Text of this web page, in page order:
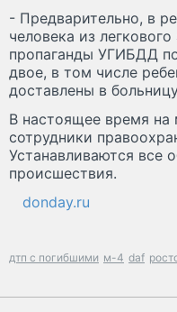
- Предварительно, в
человека из
пропаганды УГИБДД
двое, в том числе
доставлены в
В настоящее время на
сотрудники
Устанавливаются все
происшествия.
donday.ru
дтп с погибшими м-4 daf